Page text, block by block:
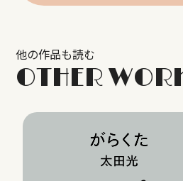
他の作品も読む
OTHER